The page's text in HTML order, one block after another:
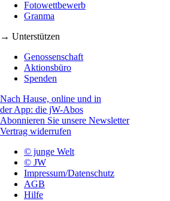
Fotowettbewerb
Granma
→ Unterstützen
Genossenschaft
Aktionsbüro
Spenden
Nach Hause, online und in
der App: die jW-Abos
Abonnieren Sie unsere Newsletter
Vertrag widerrufen
© junge Welt
© JW
Impressum/Datenschutz
AGB
Hilfe